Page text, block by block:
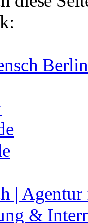
Berlin
| Agentur
&